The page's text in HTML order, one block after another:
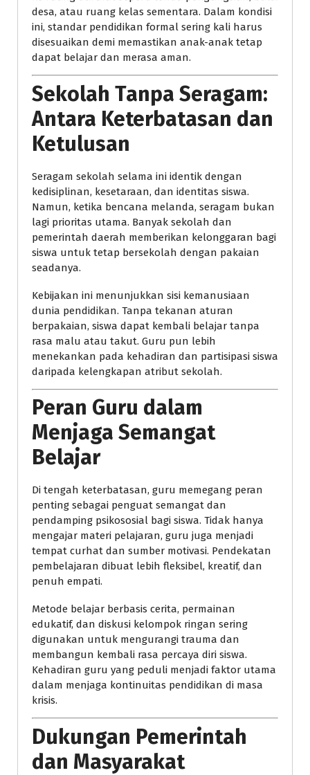
desa, atau ruang kelas sementara. Dalam kondisi
ini, standar pendidikan formal sering kali harus
disesuaikan demi memastikan anak-anak tetap
dapat belajar dan merasa aman.
Sekolah Tanpa Seragam:
Antara Keterbatasan dan
Ketulusan
Seragam sekolah selama ini identik dengan
kedisiplinan, kesetaraan, dan identitas siswa.
Namun, ketika bencana melanda, seragam bukan
lagi prioritas utama. Banyak sekolah dan
pemerintah daerah memberikan kelonggaran bagi
siswa untuk tetap bersekolah dengan pakaian
seadanya.
Kebijakan ini menunjukkan sisi kemanusiaan
dunia pendidikan. Tanpa tekanan aturan
berpakaian, siswa dapat kembali belajar tanpa
rasa malu atau takut. Guru pun lebih
menekankan pada kehadiran dan partisipasi siswa
daripada kelengkapan atribut sekolah.
Peran Guru dalam
Menjaga Semangat
Belajar
Di tengah keterbatasan, guru memegang peran
penting sebagai penguat semangat dan
pendamping psikososial bagi siswa. Tidak hanya
mengajar materi pelajaran, guru juga menjadi
tempat curhat dan sumber motivasi. Pendekatan
pembelajaran dibuat lebih fleksibel, kreatif, dan
penuh empati.
Metode belajar berbasis cerita, permainan
edukatif, dan diskusi kelompok ringan sering
digunakan untuk mengurangi trauma dan
membangun kembali rasa percaya diri siswa.
Kehadiran guru yang peduli menjadi faktor utama
dalam menjaga kontinuitas pendidikan di masa
krisis.
Dukungan Pemerintah
dan Masyarakat